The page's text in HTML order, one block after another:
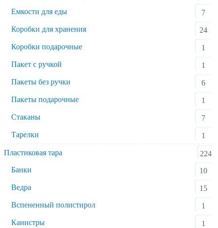
Емкости для еды
7
Коробки для хранения
24
Коробки подарочные
1
Пакет с ручкой
1
Пакеты без ручки
6
Пакеты подарочные
1
Стаканы
7
Тарелки
1
Пластиковая тара
224
Банки
10
Ведра
15
Вспененный полистирол
1
Канистры
1